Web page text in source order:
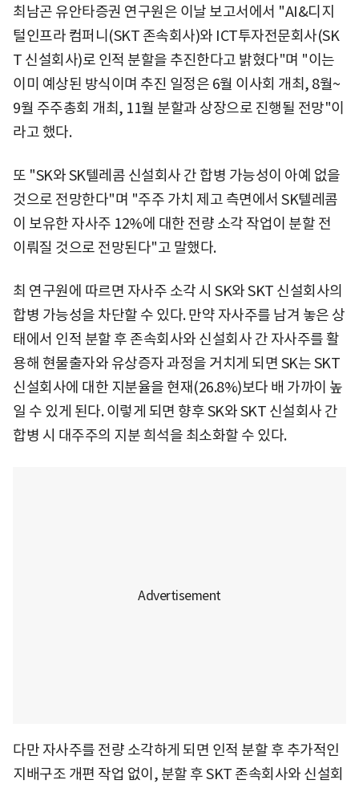
최남곤 유안타증권 연구원은 이날 보고서에서 "AI&디지
털인프라 컴퍼니(SKT 존속회사)와 ICT투자전문회사(SK
T 신설회사)로 인적 분할을 추진한다고 밝혔다"며 "이는
이미 예상된 방식이며 추진 일정은 6월 이사회 개최, 8월~
9월 주주총회 개최, 11월 분할과 상장으로 진행될 전망"이
라고 했다.
또 "SK와 SK텔레콤 신설회사 간 합병 가능성이 아예 없을
것으로 전망한다"며 "주주 가치 제고 측면에서 SK텔레콤
이 보유한 자사주 12%에 대한 전량 소각 작업이 분할 전
이뤄질 것으로 전망된다"고 말했다.
최 연구원에 따르면 자사주 소각 시 SK와 SKT 신설회사의
합병 가능성을 차단할 수 있다. 만약 자사주를 남겨 놓은 상
태에서 인적 분할 후 존속회사와 신설회사 간 자사주를 활
용해 현물출자와 유상증자 과정을 거치게 되면 SK는 SKT
신설회사에 대한 지분율을 현재(26.8%)보다 배 가까이 높
일 수 있게 된다. 이렇게 되면 향후 SK와 SKT 신설회사 간
합병 시 대주주의 지분 희석을 최소화할 수 있다.
다만 자사주를 전량 소각하게 되면 인적 분할 후 추가적인
지배구조 개편 작업 없이, 분할 후 SKT 존속회사와 신설회